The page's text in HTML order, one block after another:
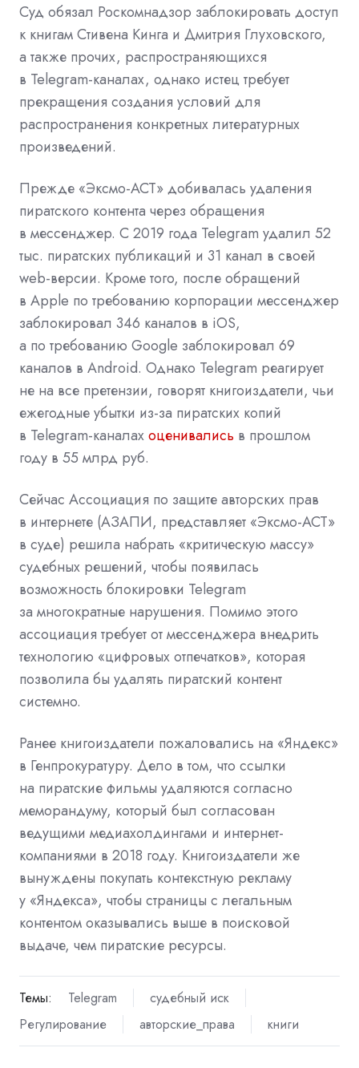
Суд обязал Роскомнадзор заблокировать доступ
к книгам Стивена Кинга и Дмитрия Глуховского,
а также прочих, распространяющихся
в Telegram-каналах, однако истец требует
прекращения создания условий для
распространения конкретных литературных
произведений.
Прежде «Эксмо-АСТ» добивалась удаления
пиратского контента через обращения
в мессенджер. С 2019 года Telegram удалил 52
тыс. пиратских публикаций и 31 канал в своей
web-версии. Кроме того, после обращений
в Apple по требованию корпорации мессенджер
заблокировал 346 каналов в iOS,
а по требованию Google заблокировал 69
каналов в Android. Однако Telegram реагирует
не на все претензии, говорят книгоиздатели, чьи
ежегодные убытки из-за пиратских копий
в Telegram-каналахоценивались в прошлом
году в 55 млрд руб.
Сейчас Ассоциация по защите авторских прав
в интернете (АЗАПИ, представляет «Эксмо-АСТ»
в суде) решила набрать «критическую массу»
судебных решений, чтобы появилась
возможность блокировки Telegram
за многократные нарушения. Помимо этого
ассоциация требует от мессенджера внедрить
технологию «цифровых отпечатков», которая
позволила бы удалять пиратский контент
системно.
Ранее книгоиздатели пожаловались на «Яндекс»
в Генпрокуратуру. Дело в том, что ссылки
на пиратские фильмы удаляются согласно
меморандуму, который был согласован
ведущими медиахолдингами и интернет-
компаниями в 2018 году. Книгоиздатели же
вынуждены покупать контекстную рекламу
у «Яндекса», чтобы страницы с легальным
контентом оказывались выше в поисковой
выдаче, чем пиратские ресурсы.
Темы: Telegram
судебный иск
Регулирование
авторские_права книги